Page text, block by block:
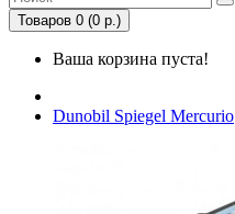
Товаров 0 (0 р.)
Ваша корзина пуста!
Dunobil Spiegel Mercurio